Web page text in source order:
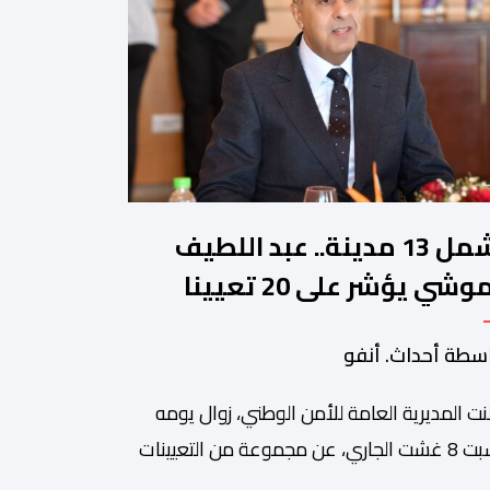
تشمل 13 مدينة.. عبد اللطيف
حموشي يؤشر على 20 تعيينا
في مناصب المسؤولية
الأمن الوطني
أحداث. أنفو
المديرية العامة للأمن الوطني، زوال يومه
السبت 8 غشت الجاري، عن مجموعة من التعيينات